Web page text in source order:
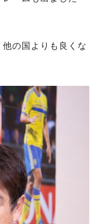
他の国よりも良くな